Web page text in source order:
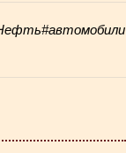
#автомобили